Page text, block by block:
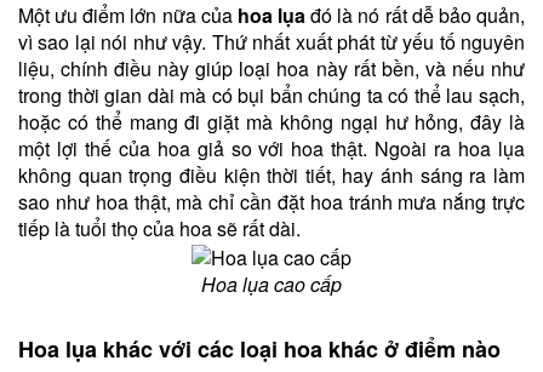
Một ưu điểm lớn nữa của hoa lụađó là nó rất dễ bảo quản,
vì sao lại nói như vậy. Thứ nhất xuất phát từ yếu tố nguyên
liệu, chính điều này giúp loại hoa này rất bền, và nếu như
trong thời gian dài mà có bụi bẩn chúng ta có thể lau sạch,
hoặc có thể mang đi giặt mà không ngại hư hỏng, đây là
một lợi thế của hoa giả so với hoa thật. Ngoài ra hoa lụa
không quan trọng điều kiện thời tiết, hay ánh sáng ra làm
sao như hoa thật, mà chỉ cần đặt hoa tránh mưa nắng trực
tiếp là tuổi thọ của hoa sẽ rất dài.
Hoa lụa cao cấp
Hoa lụa khác với các loại hoa khác ở điểm nào